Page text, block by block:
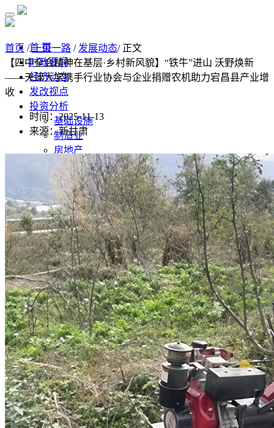
首 页
时政要闻
经济动态
发改视点
投资分析
基础设施
制造业
房地产
监测预测
经济监测分析
监测数据汇总
经济数据
统计公报
高质量发展
水利
污染防治
文化旅游
生态修复
产业发展
甘肃招标
公开招标
中标公示
竞争性磋商/谈判
废标终止
更正公告
其他公告
首页 /一带一路 / 发展动态/ 正文
【四中全会精神在基层·乡村新风貌】“铁牛”进山 沃野焕新
——天津大学携手行业协会与企业捐赠农机助力宕昌县产业增
收
时间：2025-11-13
来源：新甘肃